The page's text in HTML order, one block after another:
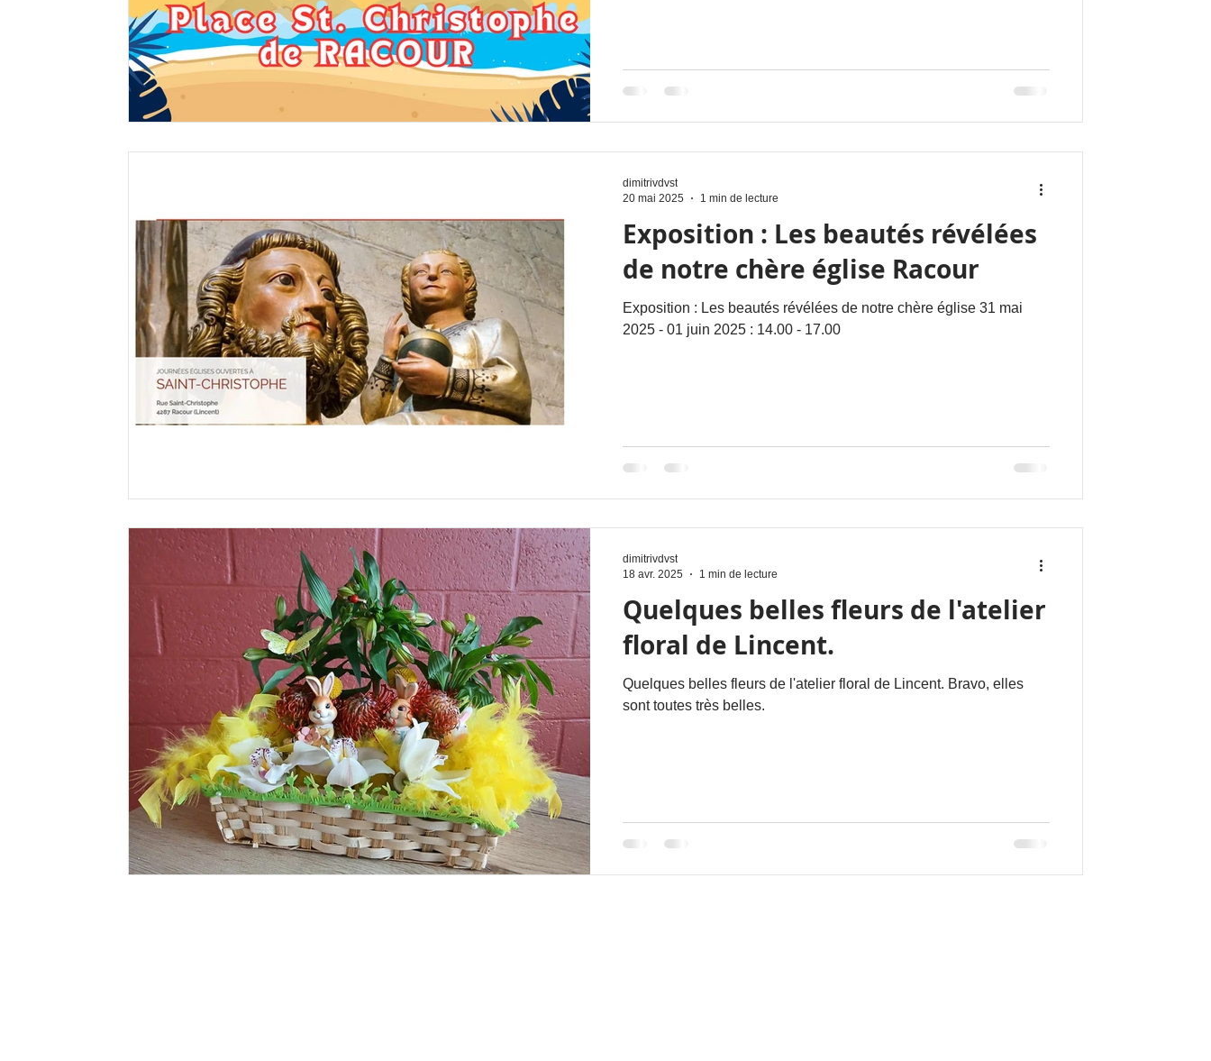
comité des fête de Pellaines Voyage Culture bénévoles
Exposition : Les beautés révélées
de notre chère église Racour
Exposition : Les beautés révélées de notre chère église 31 mai
2025 - 01 juin 2025 : 14.00 - 17.00
dimitrivdvst
20 mai 2025
1 min de lecture
Quelques belles fleurs de l'atelier
floral de Lincent.
Quelques belles fleurs de l'atelier floral de Lincent. Bravo, elles
sont toutes très belles.
dimitrivdvst
18 avr. 2025
1 min de lecture